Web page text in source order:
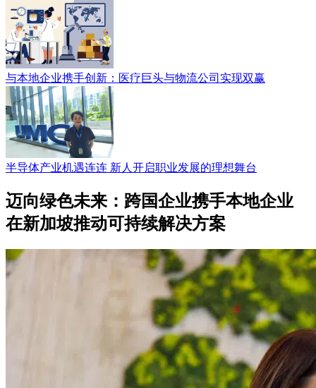
与本地企业携手创新：医疗巨头与物流公司实现双赢
半导体产业机遇连连 新人开启职业发展的理想舞台
迈向绿色未来：跨国企业携手本地企业
在新加坡推动可持续解决方案